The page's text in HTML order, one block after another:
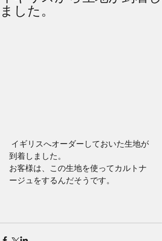
ました。
到着しました。
お客様は、この生地を使ってカルトナ
ージュをするんだそうです。